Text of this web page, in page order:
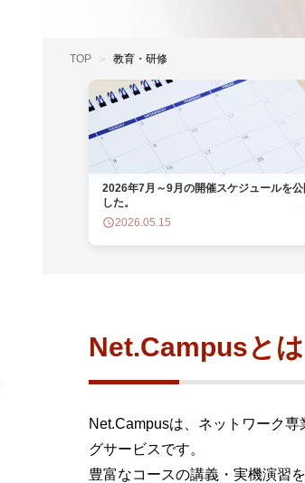
製品を探す
製品ナビゲーション
その他
製品関連資料・証明書など
BCP対策
映像監視
TOP 教育・研修
2026年7月～9月の開催スケジュールを公
した。
2026.05.15
Net.Campusとは
Net.Campusは、ネットワーク
グサービスです。
豊富なコースの講義・実機演習